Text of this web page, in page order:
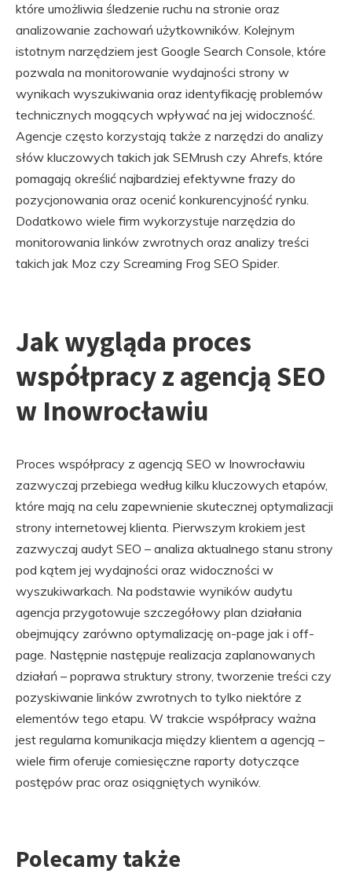
które umożliwia śledzenie ruchu na stronie oraz
analizowanie zachowań użytkowników. Kolejnym
istotnym narzędziem jest Google Search Console, które
pozwala na monitorowanie wydajności strony w
wynikach wyszukiwania oraz identyfikację problemów
technicznych mogących wpływać na jej widoczność.
Agencje często korzystają także z narzędzi do analizy
słów kluczowych takich jak SEMrush czy Ahrefs, które
pomagają określić najbardziej efektywne frazy do
pozycjonowania oraz ocenić konkurencyjność rynku.
Dodatkowo wiele firm wykorzystuje narzędzia do
monitorowania linków zwrotnych oraz analizy treści
takich jak Moz czy Screaming Frog SEO Spider.
Jak wygląda proces
współpracy z agencją SEO
w Inowrocławiu
Proces współpracy z agencją SEO w Inowrocławiu
zazwyczaj przebiega według kilku kluczowych etapów,
które mają na celu zapewnienie skutecznej optymalizacji
strony internetowej klienta. Pierwszym krokiem jest
zazwyczaj audyt SEO – analiza aktualnego stanu strony
pod kątem jej wydajności oraz widoczności w
wyszukiwarkach. Na podstawie wyników audytu
agencja przygotowuje szczegółowy plan działania
obejmujący zarówno optymalizację on-page jak i off-
page. Następnie następuje realizacja zaplanowanych
działań – poprawa struktury strony, tworzenie treści czy
pozyskiwanie linków zwrotnych to tylko niektóre z
elementów tego etapu. W trakcie współpracy ważna
jest regularna komunikacja między klientem a agencją –
wiele firm oferuje comiesięczne raporty dotyczące
postępów prac oraz osiągniętych wyników.
Polecamy także